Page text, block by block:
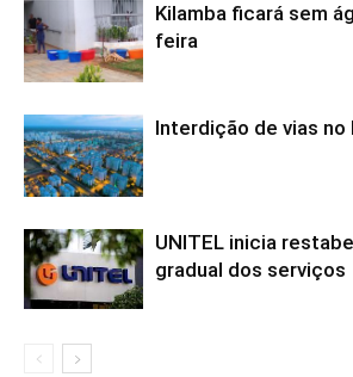
Kilamba ficará sem
feira
Interdição de vias no
UNITEL inicia
gradual dos serviços